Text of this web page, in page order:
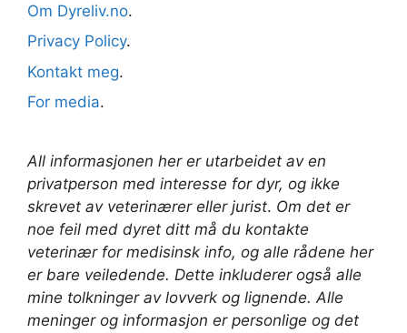
Om Dyreliv.no.
Privacy Policy.
Kontakt meg.
For media.
All informasjonen her er utarbeidet av en
privatperson med interesse for dyr, og ikke
skrevet av veterinærereller jurist. Om det er
noe feil med dyret ditt må du kontakte
veterinær for medisinsk info, og alle rådene her
er bare veiledende. Dette inkluderer også alle
mine tolkninger av lovverk og lignende. Alle
meninger og informasjon er personlige og det